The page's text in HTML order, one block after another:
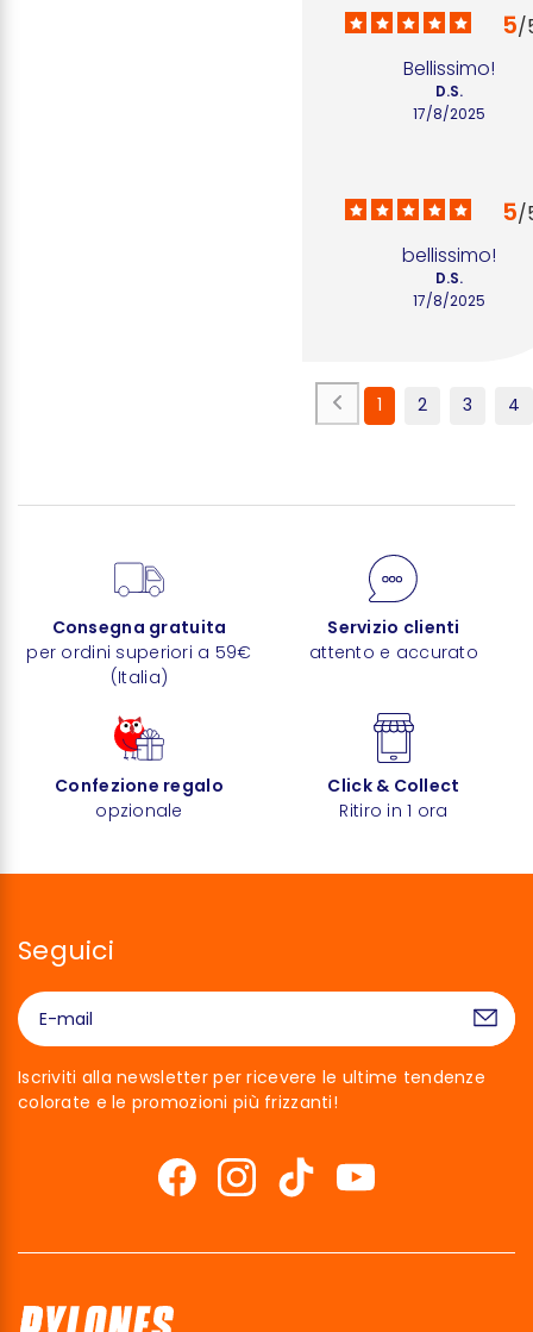
5/
Bellissimo!
17/8/2025
D.S.
5/
bellissimo!
17/8/2025
D.S.
1 2 3 4
Consegna gratuita
per ordini superiori a 59€
(Italia)
Servizio clienti
attento e accurato
Confezione regalo
opzionale
Click & Collect
Ritiro in 1 ora
Seguici
Iscriviti alla newsletter per ricevere le ultime tendenze
colorate e le promozioni più frizzanti!